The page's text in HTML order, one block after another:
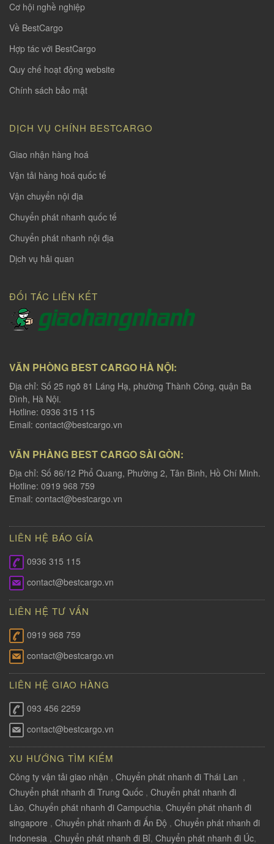
Cơ hội nghề nghiệp
Về BestCargo
Hợp tác với BestCargo
Quy chế hoạt động website
Chính sách bảo mật
DỊCH VỤ CHÍNH BESTCARGO
Giao nhận hàng hoá
Vận tải hàng hoá quốc tế
Vận chuyển nội địa
Chuyển phát nhanh quốc tế
Chuyển phát nhanh nội địa
Dịch vụ hải quan
ĐỐI TÁC LIÊN KẾT
VĂN PHÒNG BEST CARGO HÀ NỘI:
Địa chỉ: Số 25 ngõ 81 Láng Hạ, phường Thành Công, quận Ba
Đình, Hà Nội.
Hotline: 0936 315 115
Email: contact@bestcargo.vn
VĂN PHÀNG BEST CARGO SÀI GÒN:
Địa chỉ: Số 86/12 Phổ Quang, Phường 2, Tân Bình, Hồ Chí Minh.
Hotline: 0919 968 759
Email: contact@bestcargo.vn
LIÊN HỆ BÁO GÍA
0936 315 115
contact@bestcargo.vn
LIÊN HỆ TƯ VẤN
0919 968 759
contact@bestcargo.vn
LIÊN HỆ GIAO HÀNG
093 456 2259
contact@bestcargo.vn
XU HƯỚNG TÌM KIẾM
Công ty vận tải giao nhận , Chuyển phát nhanh đi Thái Lan ,
Chuyển phát nhanh đi Trung Quốc , Chuyển phát nhanh đi
Lào, Chuyển phát nhanh đi Campuchia, Chuyển phát nhanh đi
singapore , Chuyển phát nhanh đi Ấn Độ , Chuyển phát nhanh đi
Indonesia , Chuyển phát nhanh đi Bỉ, Chuyển phát nhanh đi Úc,